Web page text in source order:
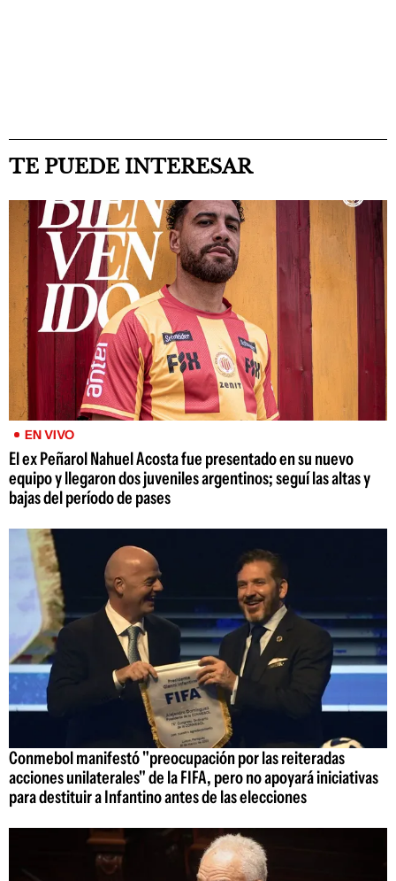
TE PUEDE INTERESAR
EN VIVO
El ex Peñarol Nahuel Acosta fue presentado en su nuevo
equipo y llegaron dos juveniles argentinos; seguí las altas y
bajas del período de pases
Conmebol manifestó "preocupación por las reiteradas
acciones unilaterales" de la FIFA, pero no apoyará iniciativas
para destituir a Infantino antes de las elecciones